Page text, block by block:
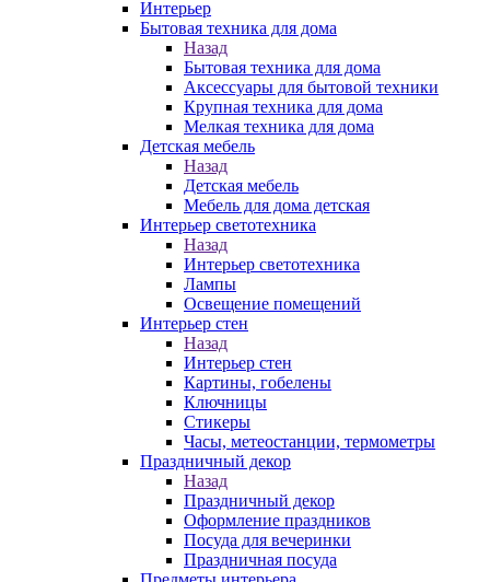
Интерьер
Бытовая техника для дома
Назад
Бытовая техника для дома
Аксессуары для бытовой техники
Крупная техника для дома
Мелкая техника для дома
Детская мебель
Назад
Детская мебель
Мебель для дома детская
Интерьер светотехника
Назад
Интерьер светотехника
Лампы
Освещение помещений
Интерьер стен
Назад
Интерьер стен
Картины, гобелены
Ключницы
Стикеры
Часы, метеостанции, термометры
Праздничный декор
Назад
Праздничный декор
Оформление праздников
Посуда для вечеринки
Праздничная посуда